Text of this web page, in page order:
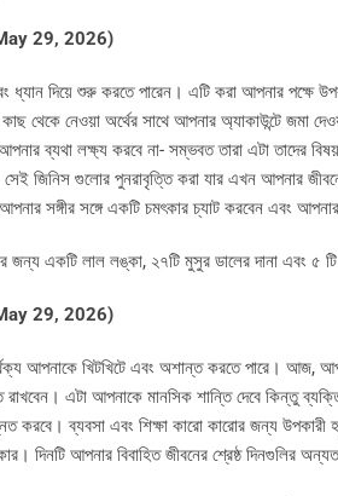
May 29, 2026)
দিয়ে শুরু করতে পারেন। এটি করা আপনার পক্ষে
থেকে নেওয়া অর্থের সাথে আপনার অ্যাকাউন্টে
আপনার ব্যথা লক্ষ্য করবে না- সম্ভবত তারা এটা
জিনিস গুলোর পুনরাবৃত্তি করা যার এখন আপনার
সঙ্গীর সঙ্গে একটি চমৎকার চ্যাট করবেন এবং
জন্য একটি লাল লঙ্কা, ২৭টি মুসুর ডালের দানা এবং ৫
May 29, 2026)
আপনাকে খিটখিটে এবং অশান্ত করতে পারে। আজ,
রাখবেন। এটা আপনাকে মানসিক শান্তি দেবে কিন্তু
করবে। ব্যবসা এবং শিক্ষা কারো কারোর জন্য
দিনটি আপনার বিবাহিত জীবনের শ্রেষ্ঠ দিনগুলির